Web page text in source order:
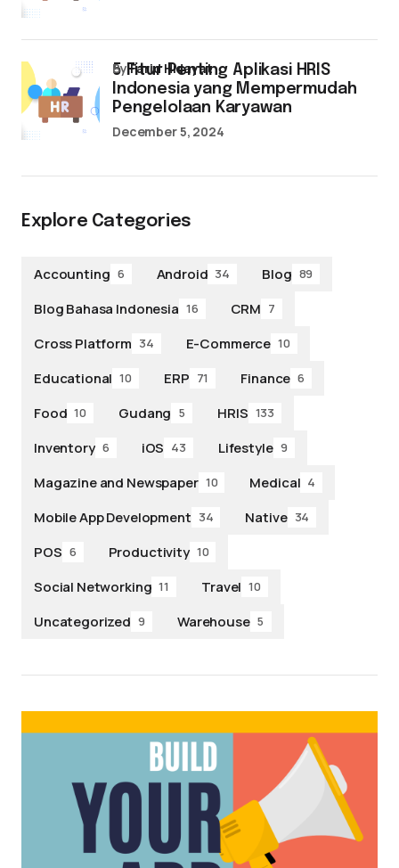
5 Fitur Penting Aplikasi HRIS
Indonesia yang Mempermudah
Pengelolaan Karyawan
byFarid Hidayat
December 5, 2024
Explore Categories
Accounting 6 Android 34 Blog 89
Blog Bahasa Indonesia 16 CRM 7
Cross Platform 34 E-Commerce 10
Educational 10 ERP 71 Finance 6
Food 10 Gudang 5 HRIS 133
Inventory 6 iOS 43 Lifestyle 9
Magazine and Newspaper 10 Medical 4
Mobile App Development 34 Native 34
POS 6 Productivity 10
Social Networking 11 Travel 10
Uncategorized 9 Warehouse 5